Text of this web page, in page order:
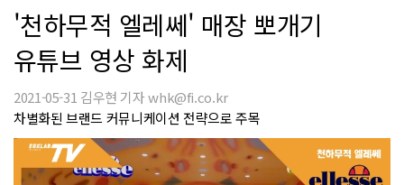
'천하무적 엘레쎄' 매장 뽀개기
유튜브 영상 화제
2021-05-31 김우현 기자 whk@fi.co.kr
차별화된 브랜드 커뮤니케이션 전략으로 주목